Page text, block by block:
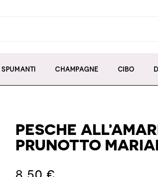
SPUMANTI CHAMPAGNE CIBO
PESCHE
PRUNOTTO
8,50 €